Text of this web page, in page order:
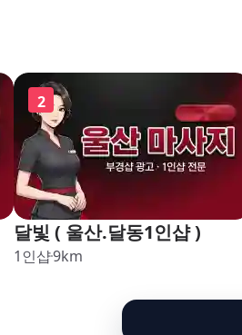
장,강서,신호,서구,암남
2
달빛 ( 울산.달동1인샵 )
1인샵9km